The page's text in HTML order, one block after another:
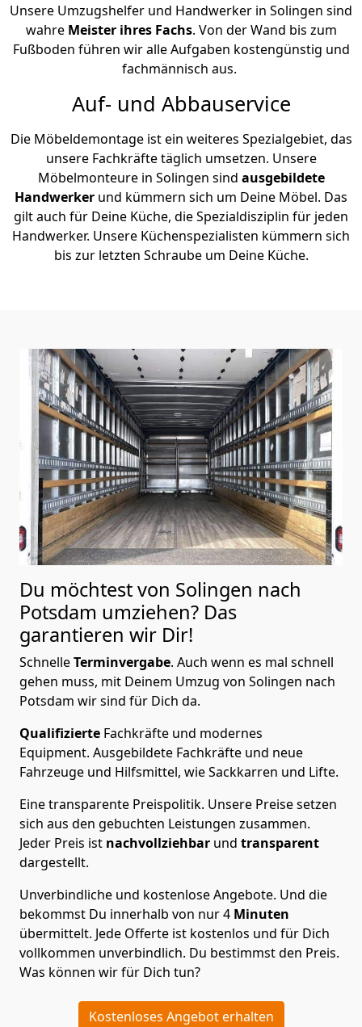
Unsere Umzugshelfer und Handwerker in Solingen sind
wahre Meister ihres Fachs. Von der Wand bis zum
Fußboden führen wir alle Aufgaben kostengünstig und
fachmännisch aus.
Auf- und Abbauservice
Die Möbeldemontage ist ein weiteres Spezialgebiet, das
unsere Fachkräfte täglich umsetzen. Unsere
Möbelmonteure in Solingen sind ausgebildete
Handwerker und kümmern sich um Deine Möbel. Das
gilt auch für Deine Küche, die Spezialdisziplin für jeden
Handwerker. Unsere Küchenspezialisten kümmern sich
bis zur letzten Schraube um Deine Küche.
Du möchtest von Solingen nach
Potsdam umziehen? Das
garantieren wir Dir!
SchnelleTerminvergabe. Auch wenn es mal schnell
gehen muss, mit Deinem Umzug von Solingen nach
Potsdam wir sind für Dich da.
Qualifizierte Fachkräfte und modernes
Equipment. Ausgebildete Fachkräfte und neue
Fahrzeuge und Hilfsmittel, wie Sackkarren und Lifte.
Eine transparente Preispolitik. Unsere Preise setzen
sich aus den gebuchten Leistungen zusammen.
Jeder Preis ist nachvollziehbar und transparent
dargestellt.
Unverbindliche und kostenlose Angebote. Und die
bekommst Du innerhalb von nur4 Minuten
übermittelt. Jede Offerte ist kostenlos und für Dich
vollkommen unverbindlich. Du bestimmst den Preis.
Was können wir für Dich tun?
Kostenloses Angebot erhalten